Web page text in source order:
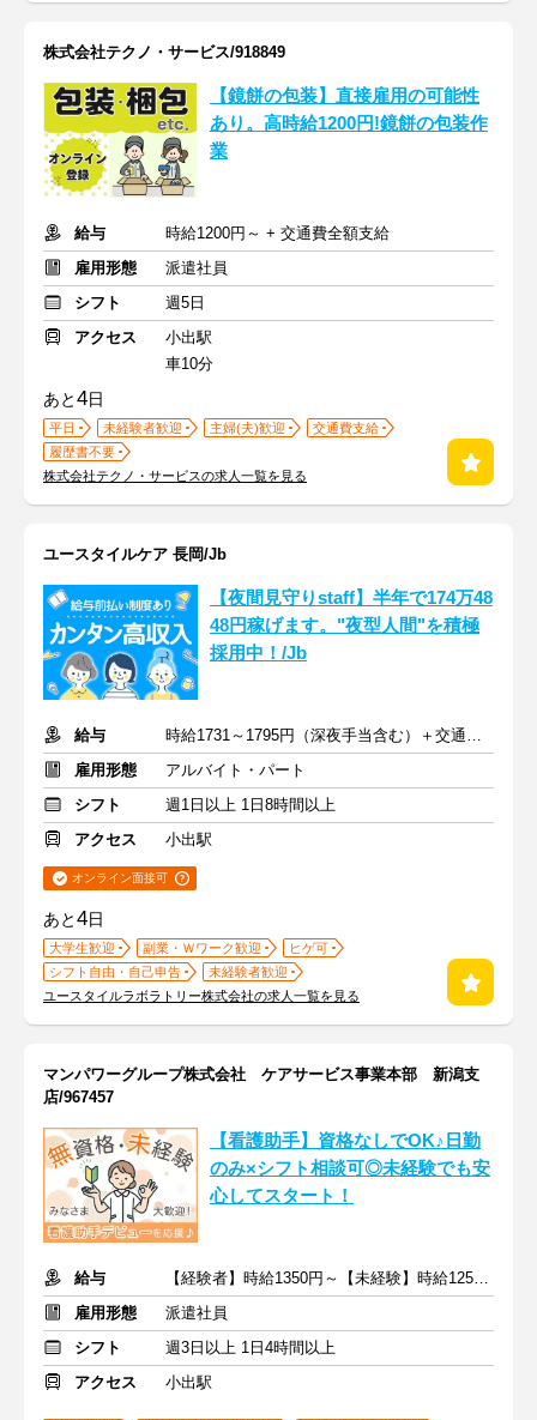
株式会社テクノ・サービス/918849
【鏡餅の包装】直接雇用の可能性
あり。高時給1200円!鏡餅の包装作
業
給与
時給1200円～ + 交通費全額支給
雇用形態
派遣社員
シフト
週5日
アクセス
小出駅
車10分
あと4日
平日 未経験者歓迎 主婦(夫)歓迎
交通費支給
履歴書不要
株式会社テクノ・サービスの求人一覧を見る
ユースタイルケア 長岡/Jb
【夜間見守りstaff】半年で174万48
48円稼げます。"夜型人間"を積極
採用中！/Jb
給与
時給1731～1795円（深夜手当含む）＋交通費支給
雇用形態
アルバイト・パート
シフト
週1日以上 1日8時間以上
アクセス
小出駅
オンライン面接可
あと4日
大学生歓迎 副業・Ｗワーク歓迎
ヒゲ可
シフト自由・自己申告
未経験者歓迎
ユースタイルラボラトリー株式会社の求人一覧を見る
マンパワーグループ株式会社 ケアサービス事業本部 新潟支
店/967457
【看護助手】資格なしでOK♪日勤
のみ×シフト相談可◎未経験でも安
心してスタート！
給与
【経験者】時給1350円～【未経験】時給1250円～ ※交通費全額
雇用形態
派遣社員
シフト
週3日以上 1日4時間以上
アクセス
小出駅